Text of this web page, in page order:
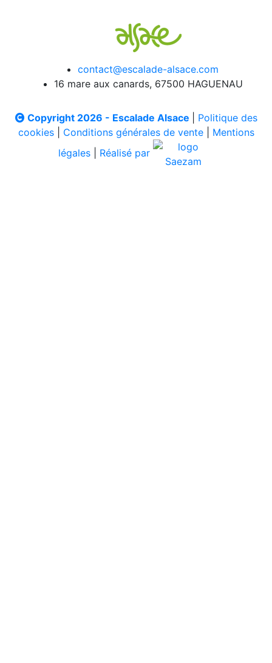
contact@escalade-alsace.com
16 mare aux canards, 67500 HAGUENAU
Copyright 2026 - Escalade Alsace
Politique des
cookies| Conditions générales de vente| Mentions
légales
Réalisé par